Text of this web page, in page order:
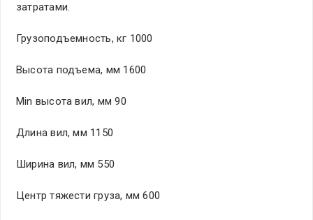
затратами.
Грузоподъемность, кг 1000
Высота подъема, мм 1600
Мin высота вил, мм 90
Длина вил, мм 1150
Ширина вил, мм 550
Центр тяжести груза, мм 600